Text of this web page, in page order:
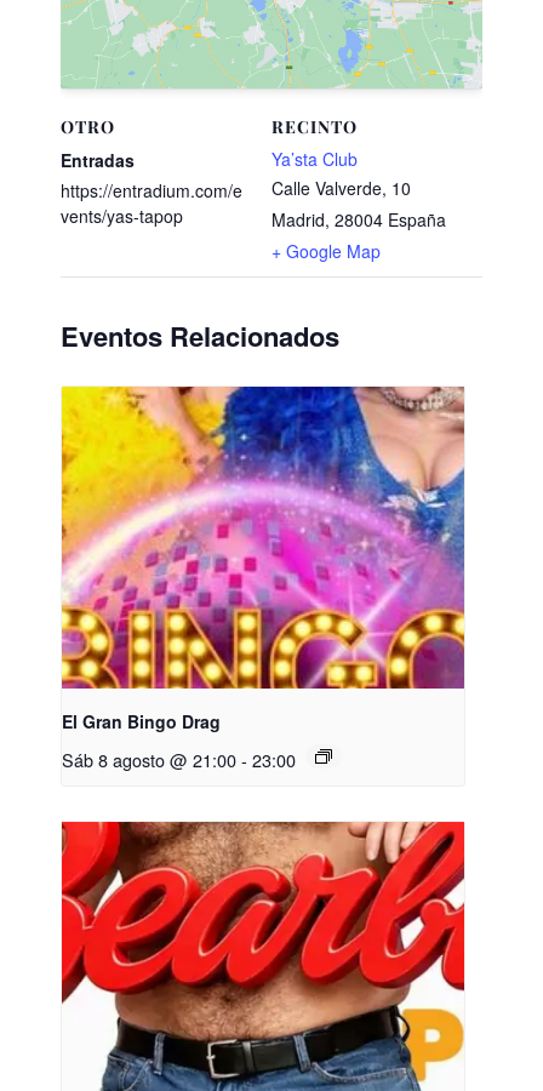
RECINTO
Ya’sta Club
Calle Valverde, 10
Madrid, 28004 España
+ Google Map
OTRO
Entradas
https://entradium.com/e
vents/yas-tapop
Eventos Relacionados
El Gran Bingo Drag
Sáb 8 agosto @ 21:00- 23:00